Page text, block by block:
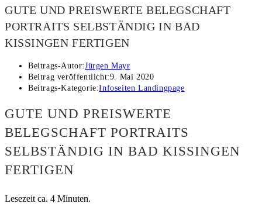
GUTE UND PREISWERTE BELEGSCHAFT
PORTRAITS SELBSTÄNDIG IN BAD
KISSINGEN FERTIGEN
Beitrags-Autor:Jürgen Mayr
Beitrag veröffentlicht:9. Mai 2020
Beitrags-Kategorie:Infoseiten Landingpage
GUTE UND PREISWERTE
BELEGSCHAFT PORTRAITS
SELBSTÄNDIG IN BAD KISSINGEN
FERTIGEN
Lesezeit ca. 4 Minuten.